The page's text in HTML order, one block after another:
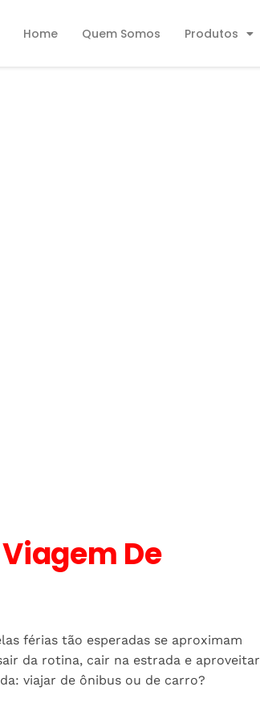
Home Quem Somos Produtos
De
férias tão esperadas se aproximam
da rotina, cair na estrada e aproveitar
viajar de ônibus ou de carro?